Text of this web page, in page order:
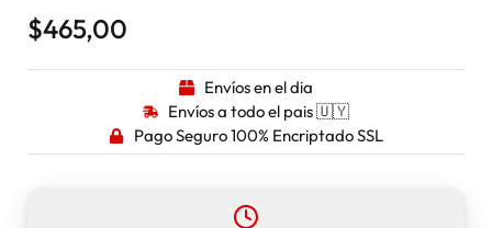
$465,00
Envíos en el dia
Envíos a todo el pais 🇺🇾
Pago Seguro 100% Encriptado SSL